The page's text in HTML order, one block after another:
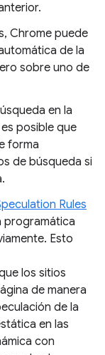
Chrome puede
de la
sobre uno de
en la
posible que
forma
de búsqueda si
Rules
programática
Esto
los sitios
de manera
de la
en las
con